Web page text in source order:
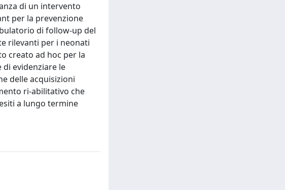
di un intervento
per la prevenzione
di follow-up del
rilevanti per i neonati
creato ad hoc per la
di evidenziare le
delle acquisizioni
ri-abilitativo che
a lungo termine